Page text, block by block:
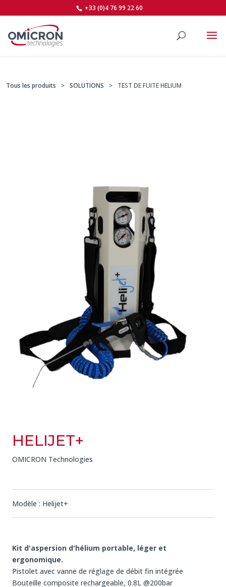
+33 (0)4 76 99 22 60
Tous les produits SOLUTIONS TEST DE FUITE HELIUM
HELIJET+
OMICRON Technologies
Modèle : Helijet+
Kit d'aspersion d'hélium portable, léger et
ergonomique.
Pistolet avec vanne de réglage de débit fin intégrée
Bouteille composite rechargeable, 0.8L @200bar